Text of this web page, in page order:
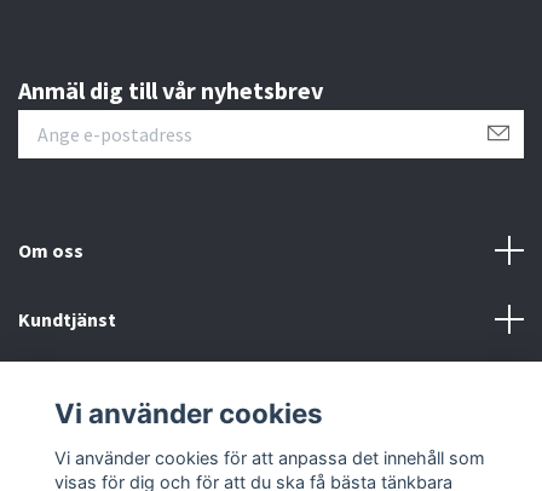
Anmäl dig till vår nyhetsbrev
Om oss
Kundtjänst
Sociala medier
Vi använder cookies
Vi använder cookies för att anpassa det innehåll som
visas för dig och för att du ska få bästa tänkbara